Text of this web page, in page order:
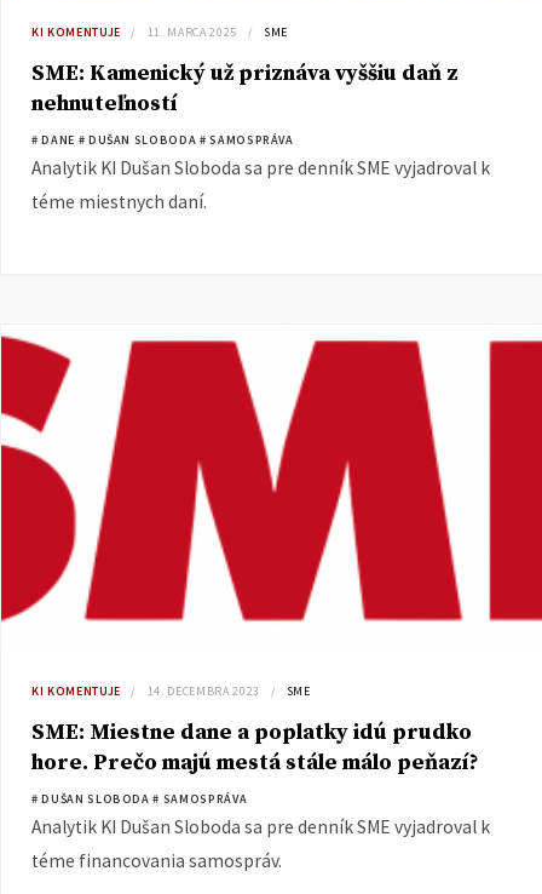
KI KOMENTUJE 11. MARCA 2025 SME
SME: Kamenický už priznáva vyššiu daň z
nehnuteľností
# DANE # DUŠAN SLOBODA # SAMOSPRÁVA
Analytik KI Dušan Sloboda sa pre denník SME vyjadroval k
téme miestnych daní.
KI KOMENTUJE 14. DECEMBRA 2023 SME
SME: Miestne dane a poplatky idú prudko
hore. Prečo majú mestá stále málo peňazí?
# DUŠAN SLOBODA # SAMOSPRÁVA
Analytik KI Dušan Sloboda sa pre denník SME vyjadroval k
téme financovania samospráv.